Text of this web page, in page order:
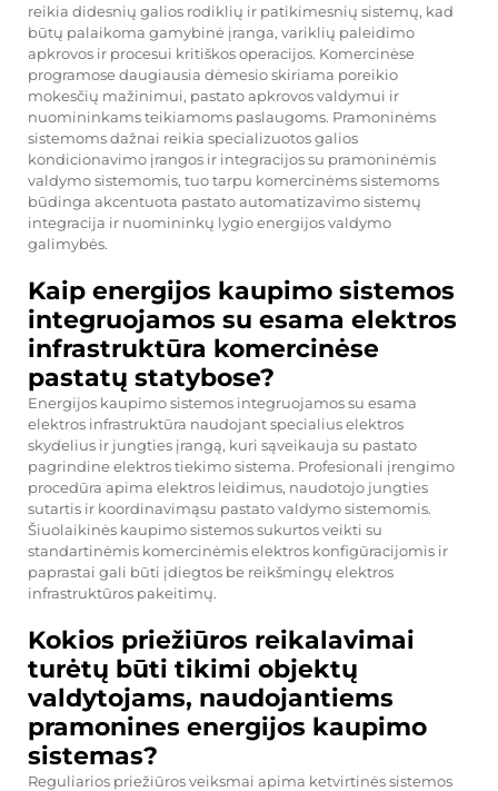
reikia didesnių galios rodiklių ir patikimesnių sistemų, kad
būtų palaikoma gamybinė įranga, variklių paleidimo
apkrovos ir procesui kritiškos operacijos. Komercinėse
programose daugiausia dėmesio skiriama poreikio
mokesčių mažinimui, pastato apkrovos valdymui ir
nuomininkams teikiamoms paslaugoms. Pramoninėms
sistemoms dažnai reikia specializuotos galios
kondicionavimo įrangos ir integracijos su pramoninėmis
valdymo sistemomis, tuo tarpu komercinėms sistemoms
būdinga akcentuota pastato automatizavimo sistemų
integracija ir nuomininkų lygio energijos valdymo
galimybės.
Kaip energijos kaupimo sistemos
integruojamos su esama elektros
infrastruktūra komercinėse
pastatų statybose?
Energijos kaupimo sistemos integruojamos su esama
elektros infrastruktūra naudojant specialius elektros
skydelius ir jungties įrangą, kuri sąveikauja su pastato
pagrindine elektros tiekimo sistema. Profesionali įrengimo
procedūra apima elektros leidimus, naudotojo jungties
sutartis ir koordinavimąsu pastato valdymo sistemomis.
Šiuolaikinės kaupimo sistemos sukurtos veikti su
standartinėmis komercinėmis elektros konfigūracijomis ir
paprastai gali būti įdiegtos be reikšmingų elektros
infrastruktūros pakeitimų.
Kokios priežiūros reikalavimai
turėtų būti tikimi objektų
valdytojams, naudojantiems
pramonines energijos kaupimo
sistemas?
Reguliarios priežiūros veiksmai apima ketvirtinės sistemos